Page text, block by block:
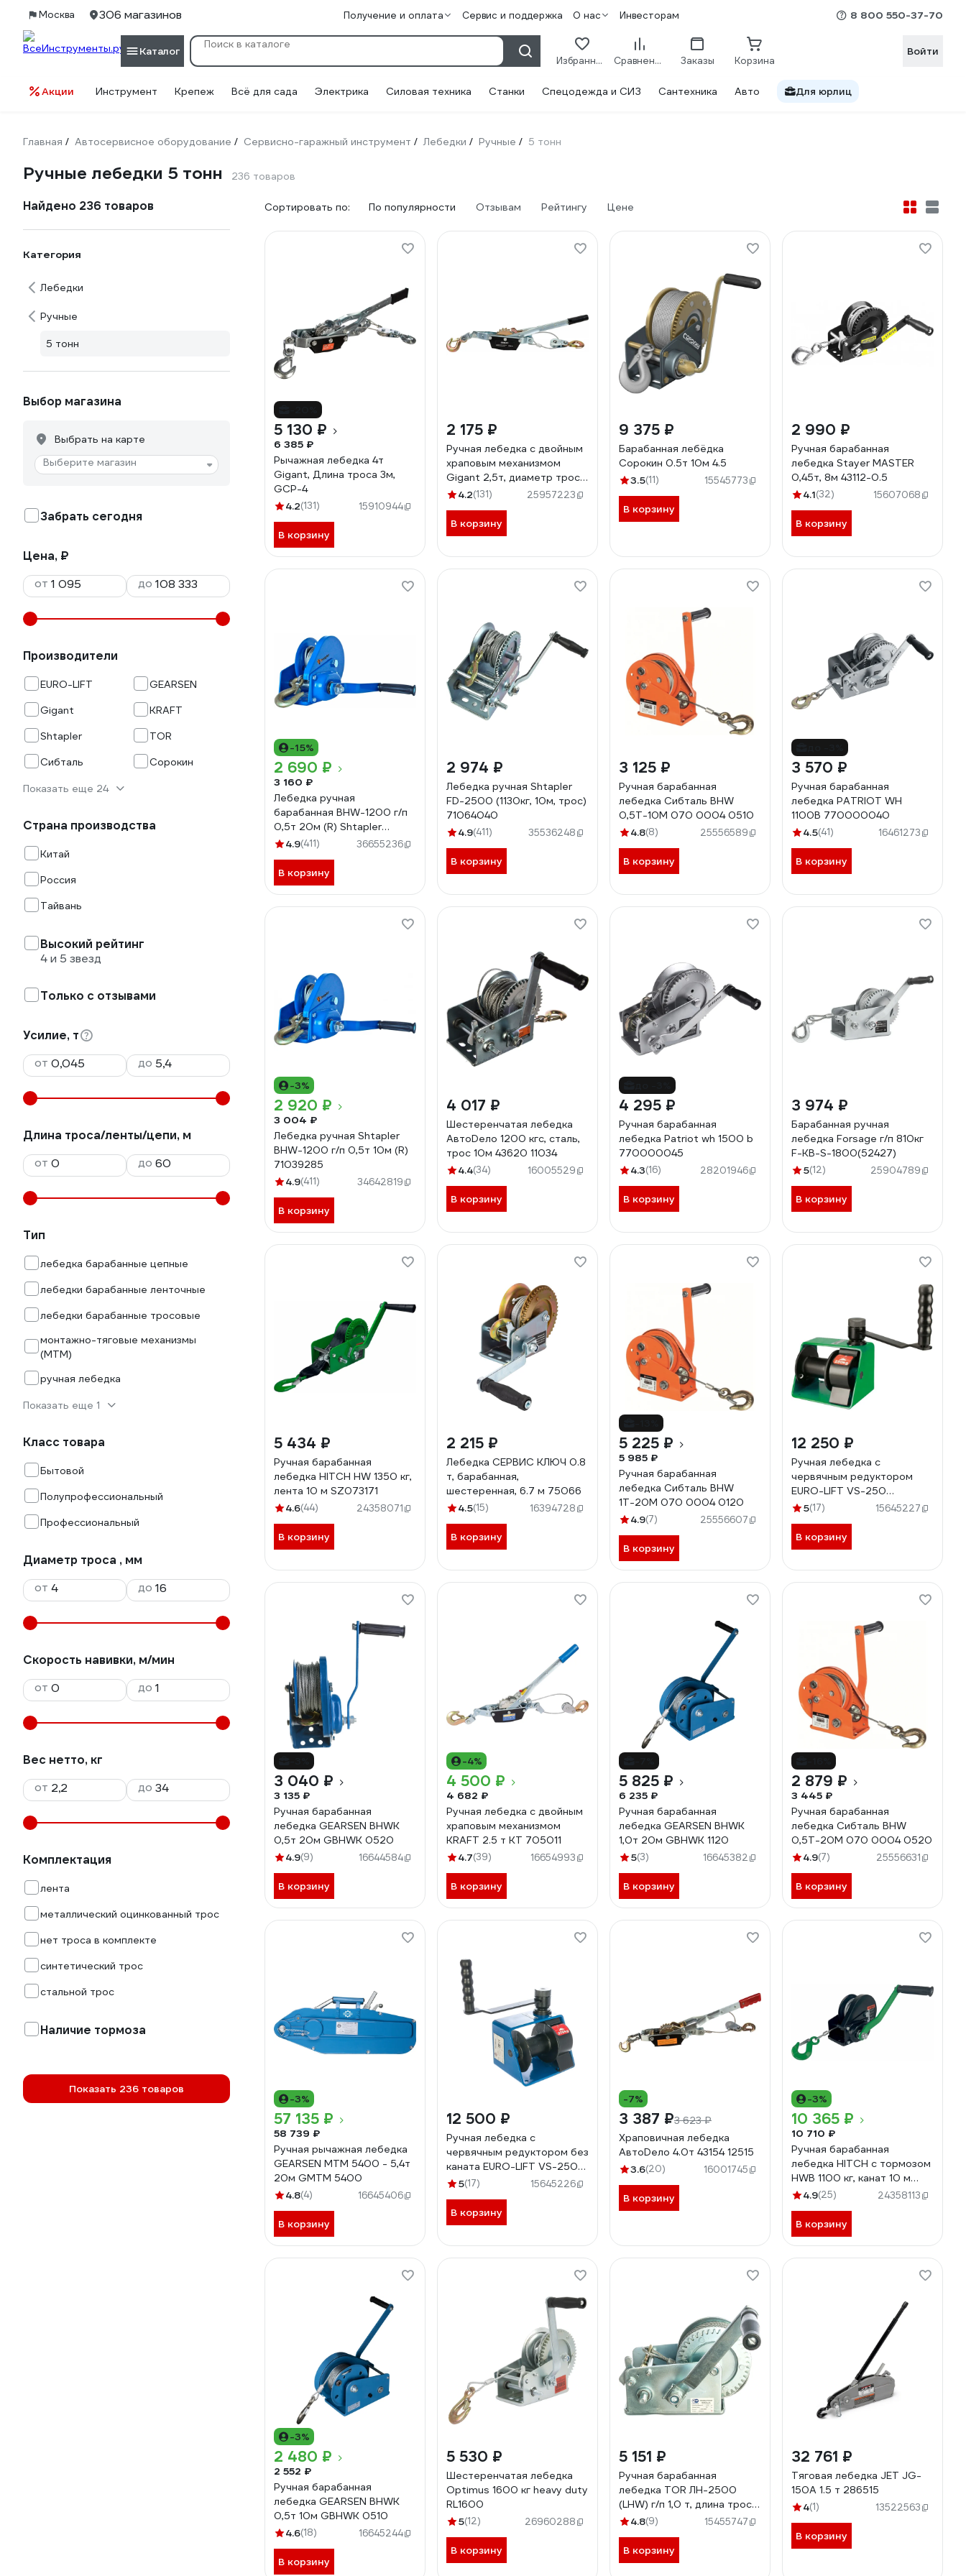
Москва 306 магазинов Получение и оплата Сервис и поддержка О нас Инвесторам 8 800 550-37-70
Каталог
Избранное Сравнение Заказы Корзина
Войти
Акции Инструмент Крепеж Всё для сада Электрика Силовая техника Станки Спецодежда и СИЗ Сантехника Авто Для юрлиц
Главная / Автосервисное оборудование / Сервисно-гаражный инструмент / Лебедки / Ручные / 5 тонн
Ручные лебедки 5 тонн 236 товаров
Найдено 236 товаров
Категория
Лебедки
Ручные
5 тонн
Выбор магазина
Выбрать на карте
Выберите магазин
Забрать сегодня
Цена, ₽
от
до
Производители
EURO-LIFT
GEARSEN
Gigant
KRAFT
Shtapler
TOR
Сибталь
Сорокин
Показать еще 24
Страна производства
Китай
Россия
Тайвань
Высокий рейтинг
4 и 5 звезд
Только с отзывами
Усилие, т
от
до
Длина троса/ленты/цепи, м
от
до
Тип
лебедка барабанные цепные
лебедки барабанные ленточные
лебедки барабанные тросовые
монтажно-тяговые механизмы
(МТМ)
ручная лебедка
Показать еще 1
Класс товара
Бытовой
Полупрофессиональный
Профессиональный
Диаметр троса , мм
от
до
Скорость навивки, м/мин
от
до
Вес нетто, кг
от
до
Комплектация
лента
металлический оцинкованный трос
нет троса в комплекте
синтетический трос
стальной трос
Наличие тормоза
Показать 236 товаров
Сортировать по: По популярности Отзывам Рейтингу Цене
5 130 ₽
6 385 ₽
Рычажная лебедка 4т
Gigant, Длина троса 3м,
GCP-4
4.2(131) 15910944
В корзину
2 175 ₽
Ручная лебедка с двойным
храповым механизмом
Gigant 2,5т, диаметр троса
4.8мм, длина троса 3,3м,
4.2(131) 25957223
В корзину
9 375 ₽
Барабанная лебёдка
Сорокин 0.5т 10м 4.5
3.5(11) 15545773
В корзину
2 990 ₽
Ручная барабанная
лебедка Stayer MASTER
0,45т, 8м 43112-0.5
4.1(32) 15607068
В корзину
-15%
2 690 ₽
3 160 ₽
Лебедка ручная
барабанная BHW-1200 г/п
0,5т 20м (R) Shtapler
71056910
4.9(411) 36655236
В корзину
2 974 ₽
Лебедка ручная Shtapler
FD-2500 (1130кг, 10м, трос)
71064040
4.9(411) 35536248
В корзину
3 125 ₽
Ручная барабанная
лебедка Сибталь BHW
0,5Т-10М 070 0004 0510
4.8(8) 25556589
В корзину
3 570 ₽
Ручная барабанная
лебедка PATRIOT WH
1100B 770000040
4.5(41) 16461273
В корзину
-3%
2 920 ₽
3 004 ₽
Лебедка ручная Shtapler
BHW-1200 г/п 0,5т 10м (R)
71039285
4.9(411) 34642819
В корзину
4 017 ₽
Шестеренчатая лебедка
АвтоDело 1200 кгс, сталь,
трос 10м 43620 11034
4.4(34) 16005529
В корзину
4 295 ₽
Ручная барабанная
лебедка Patriot wh 1500 b
770000045
4.3(16) 28201946
В корзину
3 974 ₽
Барабанная ручная
лебедка Forsage г/п 810кг
F-KB-S-1800(52427)
5(12) 25904789
В корзину
5 434 ₽
Ручная барабанная
лебедка HITCH HW 1350 кг,
лента 10 м SZ073171
4.6(44) 24358071
В корзину
2 215 ₽
Лебедка СЕРВИС КЛЮЧ 0.8
т, барабанная,
шестеренная, 6.7 м 75066
4.5(15) 16394728
В корзину
5 225 ₽
5 985 ₽
Ручная барабанная
лебедка Сибталь BHW
1Т-20М 070 0004 0120
4.9(7) 25556607
В корзину
12 250 ₽
Ручная лебедка с
червячным редуктором
EURO-LIFT VS-250
00009336 (250 кг, канат
5(17) 15645227
В корзину
3 040 ₽
3 135 ₽
Ручная барабанная
лебедка GEARSEN BHWK
0,5т 20м GBHWK 0520
4.9(9) 16644584
В корзину
-4%
4 500 ₽
4 682 ₽
Ручная лебедка с двойным
храповым механизмом
KRAFT 2.5 т KT 705011
4.7(39) 16654993
В корзину
5 825 ₽
6 235 ₽
Ручная барабанная
лебедка GEARSEN BHWK
1,0т 20м GBHWK 1120
5(3) 16645382
В корзину
2 879 ₽
3 445 ₽
Ручная барабанная
лебедка Сибталь BHW
0,5Т-20М 070 0004 0520
4.9(7) 25556631
В корзину
-3%
57 135 ₽
58 739 ₽
Ручная рычажная лебедка
GEARSEN MTM 5400 - 5,4т
20м GMTM 5400
4.8(4) 16645406
В корзину
12 500 ₽
Ручная лебедка с
червячным редуктором без
каната EURO-LIFT VS-250
00005074 (г/п 250 кг)
5(17) 15645226
В корзину
-7%
3 387 ₽3 623 ₽
Храповичная лебедка
АвтоDело 4.0т 43154 12515
3.6(20) 16001745
В корзину
-3%
10 365 ₽
10 710 ₽
Ручная барабанная
лебедка HITCH с тормозом
HWB 1100 кг, канат 10 м
SZ073178
4.9(25) 24358113
В корзину
-3%
2 480 ₽
2 552 ₽
Ручная барабанная
лебедка GEARSEN BHWK
0,5т 10м GBHWK 0510
4.6(18) 16645244
В корзину
5 530 ₽
Шестеренчатая лебедка
Optimus 1600 кг heavy duty
RL1600
5(12) 26960288
В корзину
5 151 ₽
Ручная барабанная
лебедка TOR ЛН-2500
(LHW) г/п 1,0 т, длина троса
20 м 11313
4.8(9) 15455747
В корзину
32 761 ₽
Тяговая лебедка JET JG-
150A 1.5 т 286515
4(1) 13522563
В корзину